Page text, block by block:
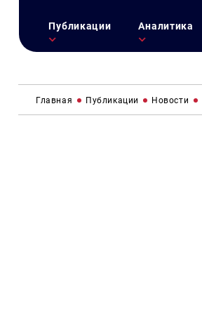
Публикации Аналитика
Главная Публикации Новости